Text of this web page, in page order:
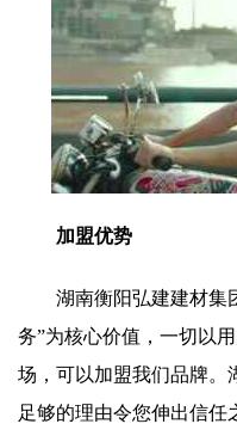
加盟优势
湖南衡阳弘建建材集
务”为核心价值，一切以
场，可以加盟我们品牌。
足够的理由令您伸出信任